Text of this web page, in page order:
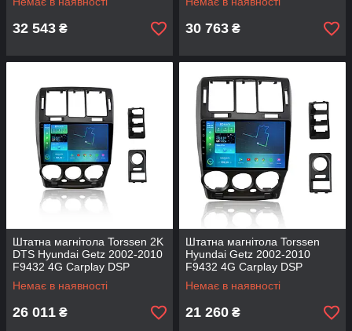
32 543 ₴ 30 763 ₴
Штатна магнітола Torssen 2K
DTS Hyundai Getz 2002-2010
F9432 4G Carplay DSP
Немає в наявності
26 011 ₴
Штатна магнітола Torssen
Hyundai Getz 2002-2010
F9432 4G Carplay DSP
Немає в наявності
21 260 ₴